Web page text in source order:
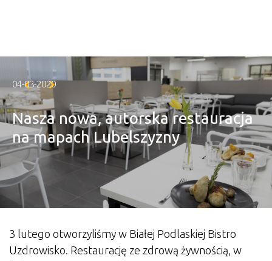
04-03-2020
Nasza nowa, autorska restauracja
na mapach Lubelszyzny
3 lutego otworzyliśmy w Białej Podlaskiej Bistro
Uzdrowisko. Restaurację ze zdrową żywnością, w